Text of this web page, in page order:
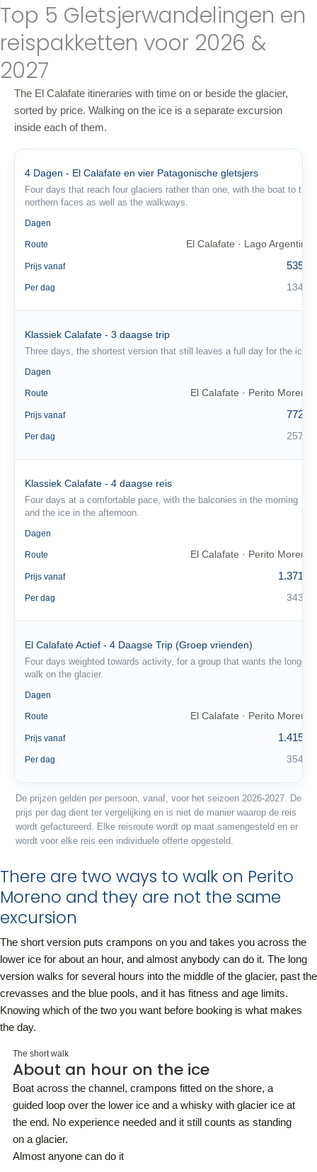
Top 5 Gletsjerwandelingen en
reispakketten voor 2026 &
2027
The El Calafate itineraries with time on or beside the glacier,
sorted by price. Walking on the ice is a separate excursion
inside each of them.
4 Dagen - El Calafate en vier Patagonische gletsjers
Four days that reach four glaciers rather than one, with the boat to the
northern faces as well as the walkways.
Dagen
Route El Calafate · Lago Argentino
Prijs vanaf 535 €
Per dag 134 €
Klassiek Calafate - 3 daagse trip
Three days, the shortest version that still leaves a full day for the ice.
Dagen
Route El Calafate · Perito Moreno
Prijs vanaf 772 €
Per dag 257 €
Klassiek Calafate - 4 daagse reis
Four days at a comfortable pace, with the balconies in the morning
and the ice in the afternoon.
Dagen
Route El Calafate · Perito Moreno
Prijs vanaf 1.371 €
Per dag 343 €
El Calafate Actief - 4 Daagse Trip (Groep vrienden)
Four days weighted towards activity, for a group that wants the longer
walk on the glacier.
Dagen
Route El Calafate · Perito Moreno
Prijs vanaf 1.415 €
Per dag 354 €
De prijzen gelden per persoon, vanaf, voor het seizoen 2026-2027. De
prijs per dag dient ter vergelijking en is niet de manier waarop de reis
wordt gefactureerd. Elke reisroute wordt op maat samengesteld en er
wordt voor elke reis een individuele offerte opgesteld.
There are two ways to walk on Perito
Moreno and they are not the same
excursion
The short version puts crampons on you and takes you across the
lower ice for about an hour, and almost anybody can do it. The long
version walks for several hours into the middle of the glacier, past the
crevasses and the blue pools, and it has fitness and age limits.
Knowing which of the two you want before booking is what makes
the day.
The short walk
About an hour on the ice
Boat across the channel, crampons fitted on the shore, a
guided loop over the lower ice and a whisky with glacier ice at
the end. No experience needed and it still counts as standing
on a glacier.
Almost anyone can do it